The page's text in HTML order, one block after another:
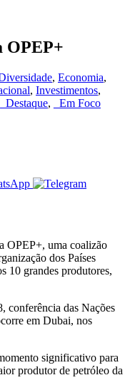
OPEP+
, Economia,
, Investimentos,
_Destaque, _Em Foco
OPEP+, uma coalizão
dos Países
10 grandes produtores,
conferência das Nações
em Dubai, nos
significativo para
produtor de petróleo da